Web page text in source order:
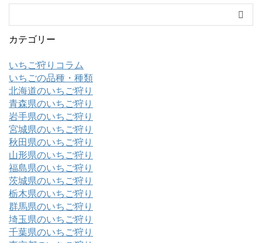
カテゴリー
いちご狩りコラム
いちごの品種・種類
北海道のいちご狩り
青森県のいちご狩り
岩手県のいちご狩り
宮城県のいちご狩り
秋田県のいちご狩り
山形県のいちご狩り
福島県のいちご狩り
茨城県のいちご狩り
栃木県のいちご狩り
群馬県のいちご狩り
埼玉県のいちご狩り
千葉県のいちご狩り